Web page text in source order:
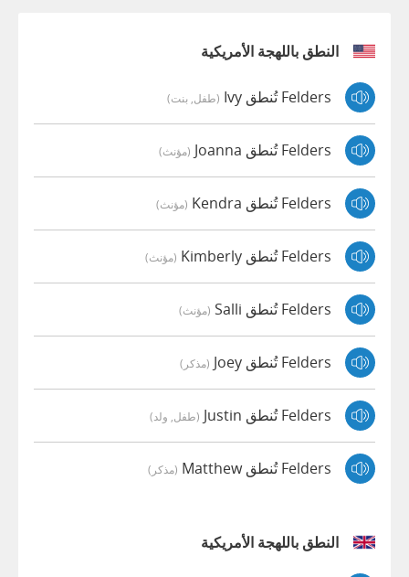
النطق باللهجة الأمريكية
Felders تُنطق Ivy (طفل, بنت)
Felders تُنطق Joanna (مؤنث)
Felders تُنطق Kendra (مؤنث)
Felders تُنطق Kimberly (مؤنث)
Felders تُنطق Salli (مؤنث)
Felders تُنطق Joey (مذكر)
Felders تُنطق Justin (طفل, ولد)
Felders تُنطق Matthew (مذكر)
النطق باللهجة الأمريكية